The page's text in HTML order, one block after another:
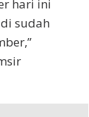
hari ini
sudah